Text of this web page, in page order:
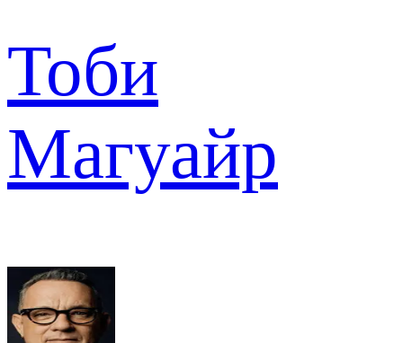
Тоби
Магуайр